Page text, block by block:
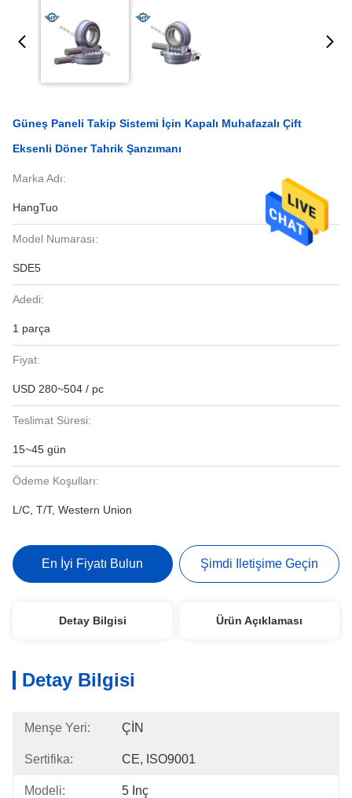
Güneş Paneli Takip Sistemi İçin Kapalı Muhafazalı Çift
Eksenli Döner Tahrik Şanzımanı
Marka Adı:
HangTuo
Model Numarası:
SDE5
Adedi:
1 parça
Fiyat:
USD 280~504 / pc
Teslimat Süresi:
15~45 gün
Ödeme Koşulları:
L/C, T/T, Western Union
En İyi Fiyatı Bulun Şimdi Iletişime Geçin
Detay Bilgisi Ürün Açıklaması
Detay Bilgisi
Menşe Yeri: ÇİN
Sertifika: CE, ISO9001
Modeli: 5 Inç